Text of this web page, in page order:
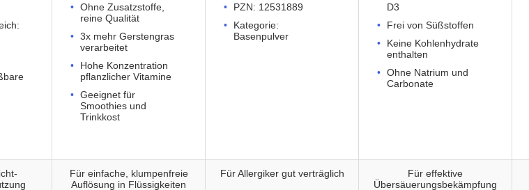
Ohne Zusatzstoffe,
reine Qualität
3x mehr Gerstengras
verarbeitet
Hohe Konzentration
pflanzlicher Vitamine
Geeignet für
Smoothies und
Trinkkost
PZN: 12531889
Kategorie:
Basenpulver
D3
Frei von Süßstoffen
Keine Kohlenhydrate
enthalten
Ohne Natrium und
Carbonate
Für einfache, klumpenfreie
Auflösung in Flüssigkeiten
Für Allergiker gut verträglich
Für effektive
Übersäuerungsbekämpfung